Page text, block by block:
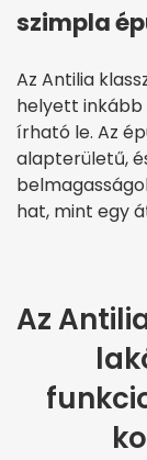
szimpla
Az Antilia
helyett inkább
írható le. Az
alapterületű,
hat, mint egy
Az